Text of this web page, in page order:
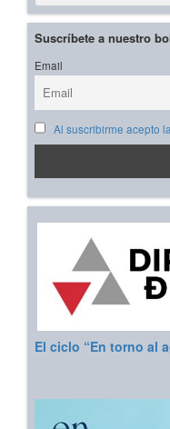
Suscríbete a nuestro
Email
Al suscribirme acepto
El ciclo “En torno al